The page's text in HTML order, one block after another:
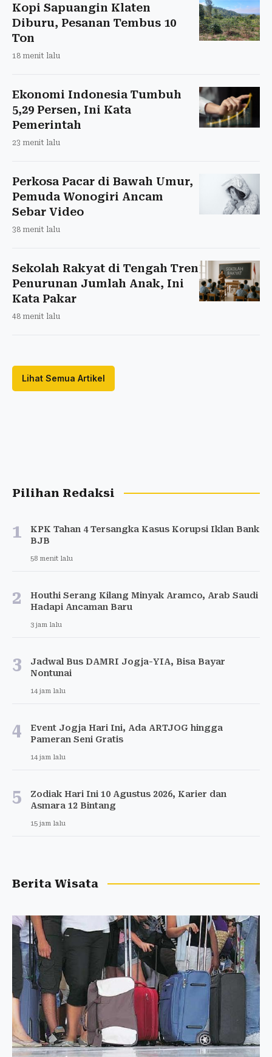
Kopi Sapuangin Klaten
Diburu, Pesanan Tembus 10
Ton
18 menit lalu
Ekonomi Indonesia Tumbuh
5,29 Persen, Ini Kata
Pemerintah
23 menit lalu
Perkosa Pacar di Bawah Umur,
Pemuda Wonogiri Ancam
Sebar Video
38 menit lalu
Sekolah Rakyat di Tengah Tren
Penurunan Jumlah Anak, Ini
Kata Pakar
48 menit lalu
Lihat Semua Artikel
Pilihan Redaksi
1
KPK Tahan 4 Tersangka Kasus Korupsi Iklan Bank
BJB
58 menit lalu
2
Houthi Serang Kilang Minyak Aramco, Arab Saudi
Hadapi Ancaman Baru
3 jam lalu
3
Jadwal Bus DAMRI Jogja-YIA, Bisa Bayar
Nontunai
14 jam lalu
4
Event Jogja Hari Ini, Ada ARTJOG hingga
Pameran Seni Gratis
14 jam lalu
5
Zodiak Hari Ini 10 Agustus 2026, Karier dan
Asmara 12 Bintang
15 jam lalu
Berita Wisata